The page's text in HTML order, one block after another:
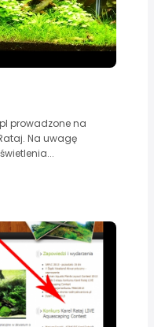
prowadzone na
Na uwagę